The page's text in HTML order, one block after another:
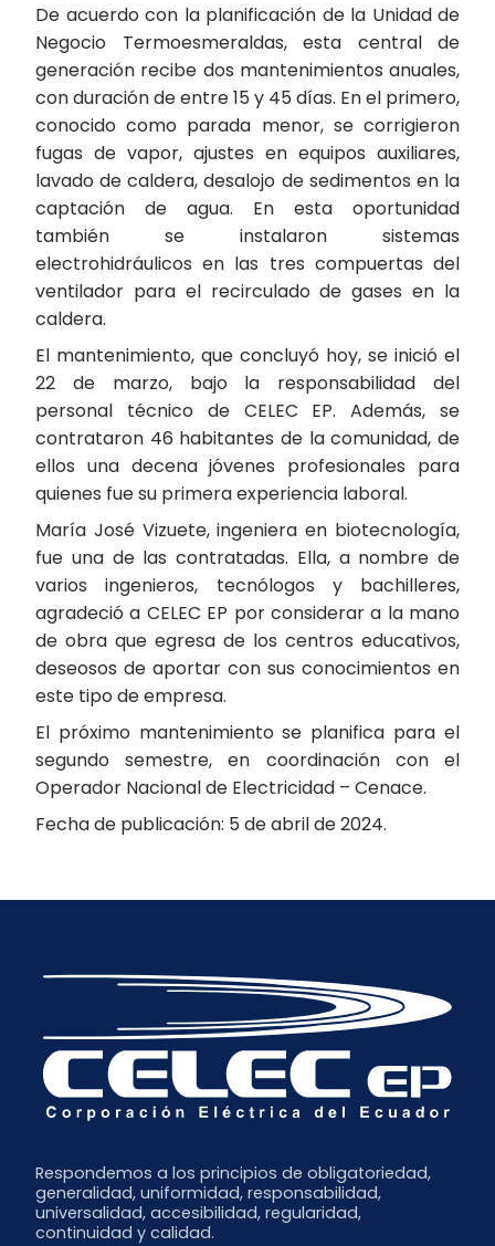
De acuerdo con la planificación de la Unidad de
Negocio Termoesmeraldas, esta central de
generación recibe dos mantenimientos anuales,
con duración de entre 15 y 45 días. En el primero,
conocido como parada menor, se corrigieron
fugas de vapor, ajustes en equipos auxiliares,
lavado de caldera, desalojo de sedimentos en la
captación de agua. En esta oportunidad
también se instalaron sistemas
electrohidráulicos en las tres compuertas del
ventilador para el recirculado de gases en la
caldera.
El mantenimiento, que concluyó hoy, se inició el
22 de marzo, bajo la responsabilidad del
personal técnico de CELEC EP. Además, se
contrataron 46 habitantes de la comunidad, de
ellos una decena jóvenes profesionales para
quienes fue su primera experiencia laboral.
María José Vizuete, ingeniera en biotecnología,
fue una de las contratadas. Ella, a nombre de
varios ingenieros, tecnólogos y bachilleres,
agradeció a CELEC EP por considerar a la mano
de obra que egresa de los centros educativos,
deseosos de aportar con sus conocimientos en
este tipo de empresa.
El próximo mantenimiento se planifica para el
segundo semestre, en coordinación con el
Operador Nacional de Electricidad – Cenace.
Fecha de publicación: 5 de abril de 2024.
Respondemos a los principios de obligatoriedad,
generalidad, uniformidad, responsabilidad,
universalidad, accesibilidad, regularidad,
continuidad y calidad.